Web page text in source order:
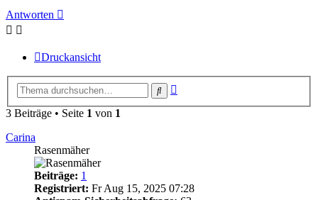
Antworten
Druckansicht
Suche
3 Beiträge • Seite 1 von 1
Carina
Rasenmäher
Beiträge: 1
Registriert: Fr Aug 15, 2025 07:28